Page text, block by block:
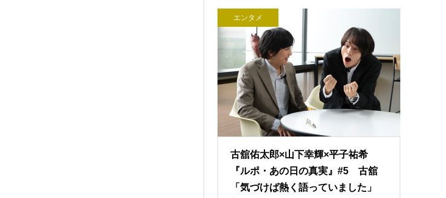
エンタメ
古舘佑太郎×山下幸輝×平子祐希
『ルポ・あの日の真実』#5 古舘
「気づけば熱く語っていました」